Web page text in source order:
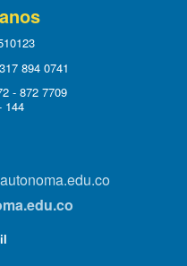
894 0741
- 872 7709
144